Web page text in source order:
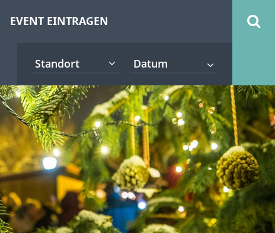
EVENT EINTRAGEN
Standort